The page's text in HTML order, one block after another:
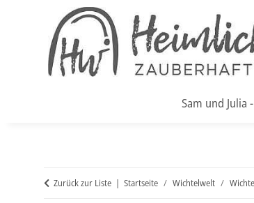
Sam und Julia
Zurück zur Liste Startseite Wichtelwelt